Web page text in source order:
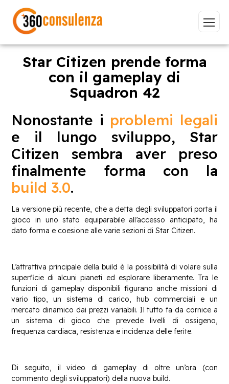
Vai
GDPR NIS2 Bandi ISO 27001
Sviluppo software BeeProd
Inizia a digitare per visualizzare le pagine consigliate.
Star Citizen prende forma
con il gameplay di
Squadron 42
Nonostante i problemi legali
e il lungo sviluppo, Star
Citizen sembra aver preso
finalmente forma con la
build 3.0.
La versione più recente, che a detta degli sviluppatori porta il
gioco in uno stato equiparabile all’accesso anticipato, ha
dato forma e coesione alle varie sezioni di Star Citizen.
L’attrattiva principale della build è la possibilità di volare sulla
superficie di alcuni pianeti ed esplorare liberamente. Tra le
funzioni di gameplay disponibili figurano anche missioni di
vario tipo, un sistema di carico, hub commerciali e un
mercato dinamico dai prezzi variabili. Il tutto fa da cornice a
un sistema di gioco che prevede livelli di ossigeno,
frequenza cardiaca, resistenza e incidenza delle ferite.
Di seguito, il video di gameplay di oltre un’ora (con
commento degli sviluppatori) della nuova build.